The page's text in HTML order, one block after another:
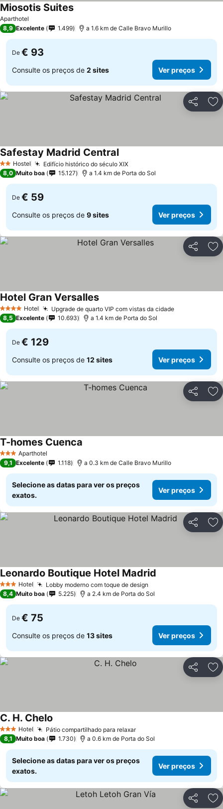
Aparthotel
Miosotis SuitesVer preços
8,9 Excelente 1.499 a 1.6 km de Calle Bravo Murillo
De € 93
Consulte os preços de 2 sites Ver preços
Partilhar
2 Estrelas
Hostel Edifício histórico do século XIXVer preços
Safestay Madrid CentralVer preços
8,0 Muito boa 15.127 a 1.4 km de Porta do Sol
De € 59
Consulte os preços de 9 sites Ver preços
Partilhar
4 EstrelasHotel Upgrade de quarto VIP com vistas da cidadeVer preços
Hotel Gran VersallesVer preços
8,5 Excelente 10.693 a 1.4 km de Porta do Sol
De € 129
Consulte os preços de 12 sites Ver preços
Partilhar
3 EstrelasAparthotel
T-homes Cuenca
9,1 Excelente 1.118 a 0.3 km de Calle Bravo Murillo
Selecione as datas para ver os preços
exatos.
Ver preços
Partilhar
3 EstrelasHotel Lobby moderno com toque de design
Leonardo Boutique Hotel Madrid
8,4 Muito boa 5.225 a 2.4 km de Porta do Sol
De € 75
Consulte os preços de 13 sites Ver preços
Partilhar
3 EstrelasHotel Pátio compartilhado para relaxarVer preços
C. H. Chelo
8,1 Muito boa 1.730 a 0.6 km de Porta do Sol
Selecione as datas para ver os preços
exatos.
Ver preços
Partilhar